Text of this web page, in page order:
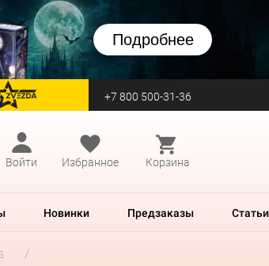
Подробнее
перейти на Zvezda +7 800 500-31-36
Войти
Избранное Корзина
Новинки Предзаказы Статьи